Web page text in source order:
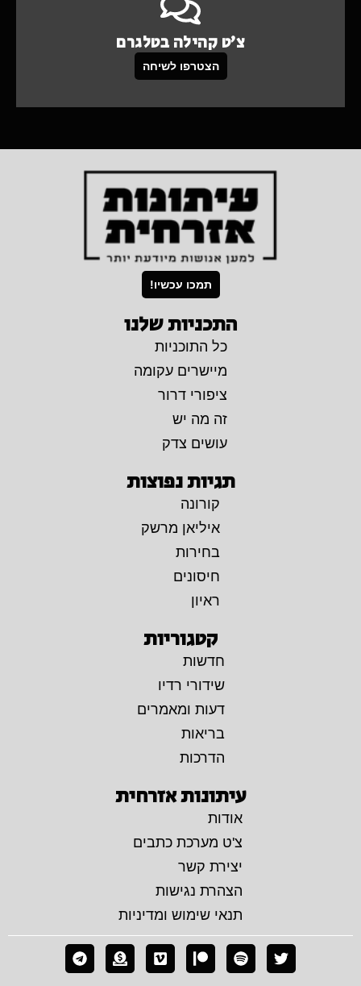
צ'ט קהילה בטלגרם
הצטרפו לשיחה
תמכו עכשיו!
התכניות שלנו
כל התוכניות
מיישרים עקומה
ציפורי דרור
זה מה יש
עושים צדק
תגיות נפוצות
קורונה
איליאן מרשק
בחירות
חיסונים
ראיון
קטגוריות
חדשות
שידורי רדיו
דעות ומאמרים
בריאות
הדרכות
עיתונות אזרחית
אודות
צ'ט מערכת כתבים
יצירת קשר
הצהרת נגישות
תנאי שימוש ומדיניות